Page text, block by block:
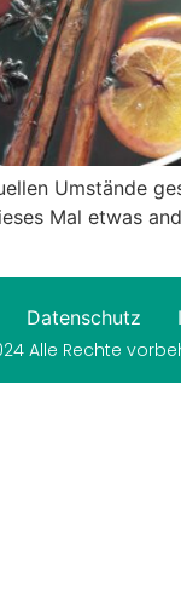
Umstände
Mal etwas
Datenschutz
Alle Rechte